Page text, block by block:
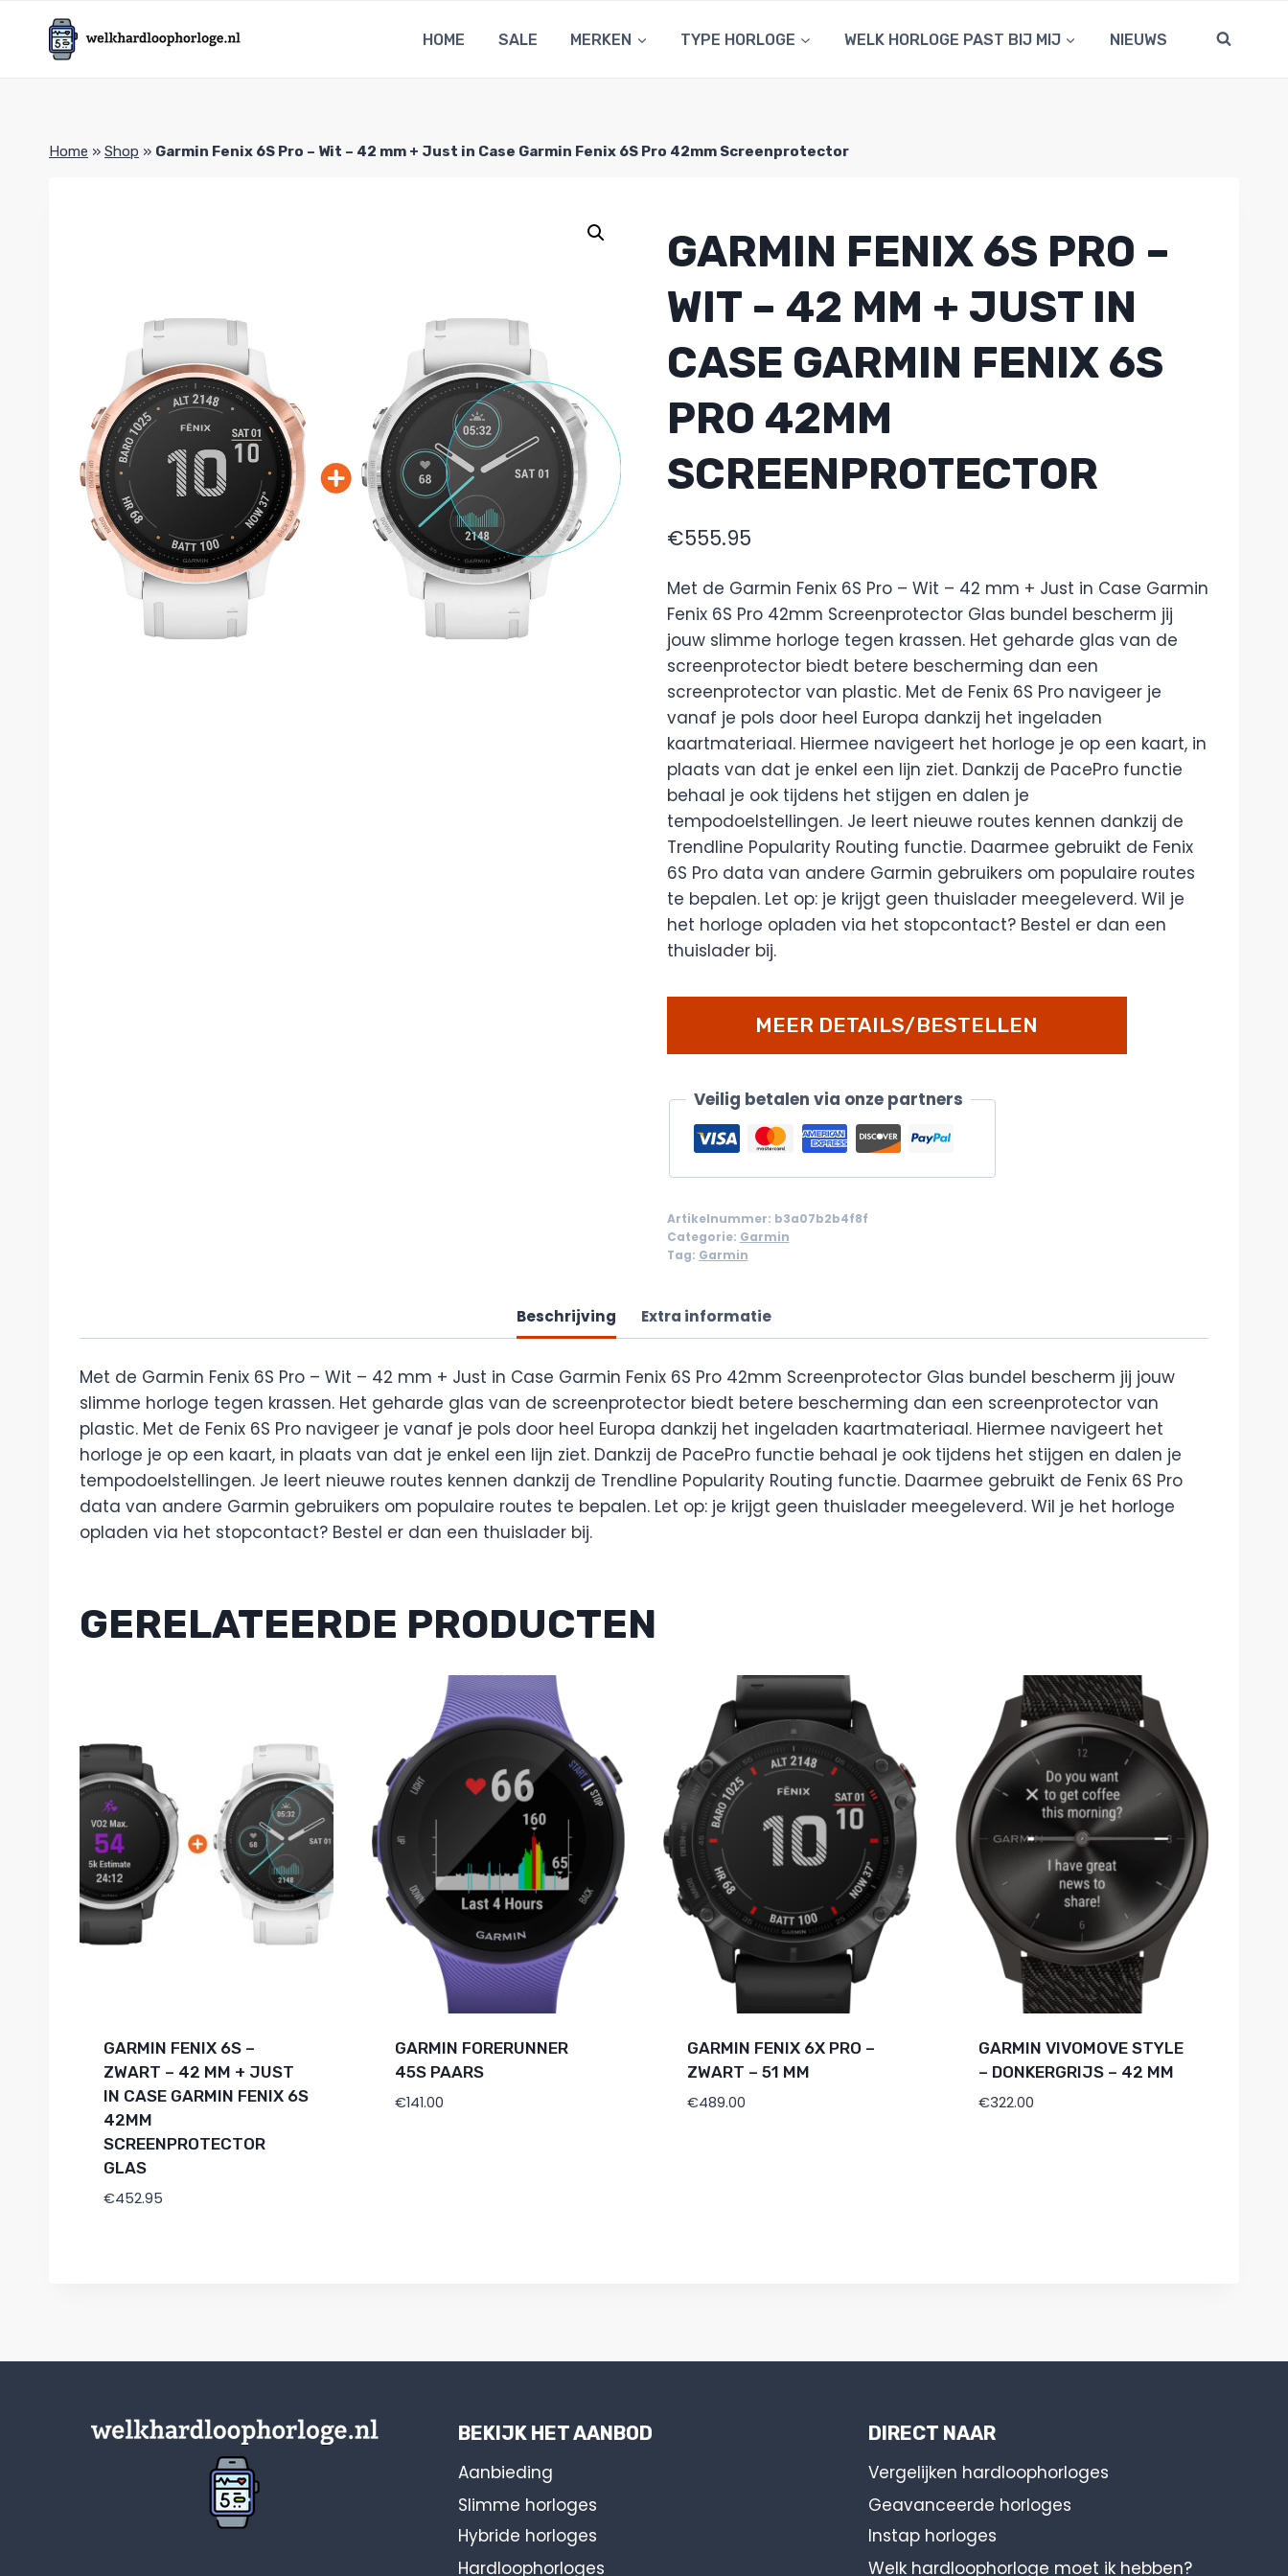
inhoud
HOME SALE MERKEN TYPE HORLOGE WELK HORLOGE PAST BIJ MIJ NIEUWS
Home » Shop » Garmin Fenix 6S Pro – Wit – 42 mm + Just in Case Garmin Fenix 6S Pro 42mm Screenprotector
GARMIN FENIX 6S PRO –
WIT – 42 MM + JUST IN
CASE GARMIN FENIX 6S
PRO 42MM
SCREENPROTECTOR
€555.95
Met de Garmin Fenix 6S Pro – Wit – 42 mm + Just in Case Garmin
Fenix 6S Pro 42mm Screenprotector Glas bundel bescherm jij
jouw slimme horloge tegen krassen. Het geharde glas van de
screenprotector biedt betere bescherming dan een
screenprotector van plastic. Met de Fenix 6S Pro navigeer je
vanaf je pols door heel Europa dankzij het ingeladen
kaartmateriaal. Hiermee navigeert het horloge je op een kaart, in
plaats van dat je enkel een lijn ziet. Dankzij de PacePro functie
behaal je ook tijdens het stijgen en dalen je
tempodoelstellingen. Je leert nieuwe routes kennen dankzij de
Trendline Popularity Routing functie. Daarmee gebruikt de Fenix
6S Pro data van andere Garmin gebruikers om populaire routes
te bepalen. Let op: je krijgt geen thuislader meegeleverd. Wil je
het horloge opladen via het stopcontact? Bestel er dan een
thuislader bij.
MEER DETAILS/BESTELLEN
Veilig betalen via onze partners
Artikelnummer: b3a07b2b4f8f
Categorie: Garmin
Tag: Garmin
Beschrijving Extra informatie
Met de Garmin Fenix 6S Pro – Wit – 42 mm + Just in Case Garmin Fenix 6S Pro 42mm Screenprotector Glas bundel bescherm jij jouw
slimme horloge tegen krassen. Het geharde glas van de screenprotector biedt betere bescherming dan een screenprotector van
plastic. Met de Fenix 6S Pro navigeer je vanaf je pols door heel Europa dankzij het ingeladen kaartmateriaal. Hiermee navigeert het
horloge je op een kaart, in plaats van dat je enkel een lijn ziet. Dankzij de PacePro functie behaal je ook tijdens het stijgen en dalen je
tempodoelstellingen. Je leert nieuwe routes kennen dankzij de Trendline Popularity Routing functie. Daarmee gebruikt de Fenix 6S Pro
data van andere Garmin gebruikers om populaire routes te bepalen. Let op: je krijgt geen thuislader meegeleverd. Wil je het horloge
opladen via het stopcontact? Bestel er dan een thuislader bij.
GERELATEERDE PRODUCTEN
GARMIN FENIX 6S –
ZWART – 42 MM + JUST
IN CASE GARMIN FENIX 6S
42MM
SCREENPROTECTOR
GLAS
€452.95
GARMIN FORERUNNER
45S PAARS
€141.00
GARMIN FENIX 6X PRO –
ZWART – 51 MM
€489.00
GARMIN VIVOMOVE STYLE
– DONKERGRIJS – 42 MM
€322.00
BEKIJK HET AANBOD
Aanbieding
Slimme horloges
Hybride horloges
Hardloophorloges
DIRECT NAAR
Vergelijken hardloophorloges
Geavanceerde horloges
Instap horloges
Welk hardloophorloge moet ik hebben?